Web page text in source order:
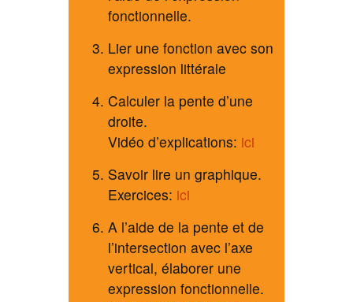
fonctionnelle.
Lier une fonction avec son
expression littérale
Calculer la pente d’une
droite.
Vidéo d’explications: ici
Savoir lire un graphique.
Exercices: ici
A l’aide de la pente et de
l’intersection avec l’axe
vertical, élaborer une
expression fonctionnelle.